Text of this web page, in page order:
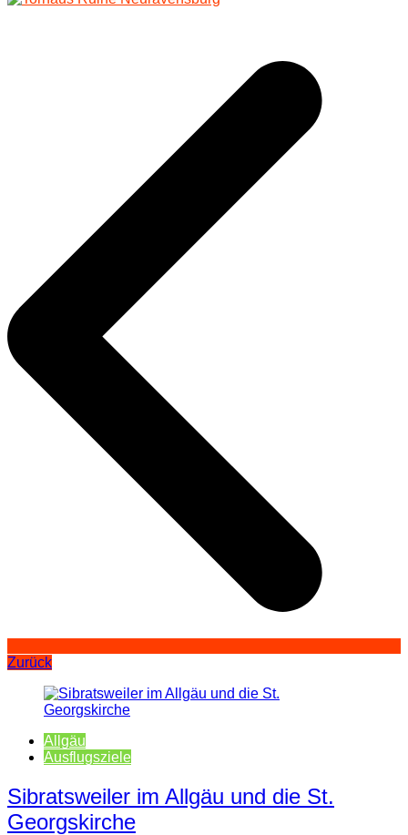
Zurück
Allgäu
Ausflugsziele
Sibratsweiler im Allgäu und die St.
Georgskirche